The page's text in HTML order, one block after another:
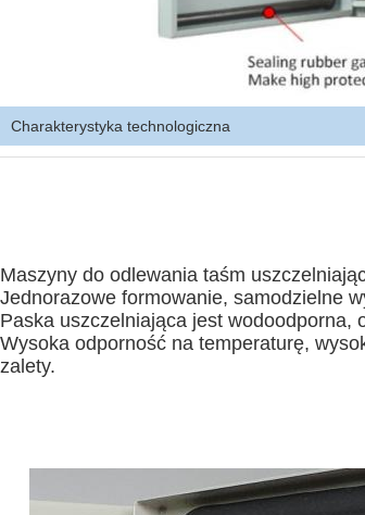
Charakterystyka technologiczna
Maszyny do odlewania taśm
Jednorazowe formowanie, samodzielne
Paska uszczelniająca jest wodoodporna,
Wysoka odporność na temperaturę,
zalety.